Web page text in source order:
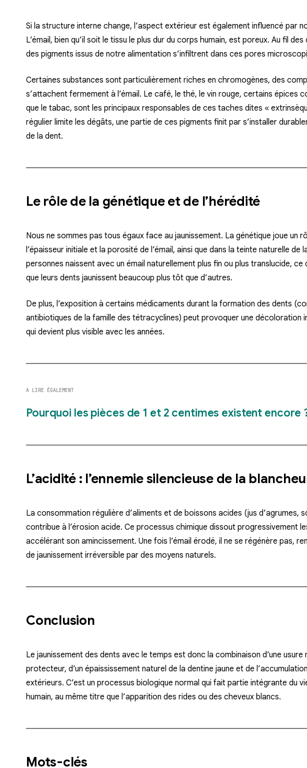
Si la structure interne change, l’aspect extérieur est également influencé par
L’émail, bien qu’il soit le tissu le plus dur du corps humain, est poreux. Au fil des
des pigments issus de notre alimentation s’infiltrent dans ces pores
Certaines substances sont particulièrement riches en chromogènes, des
s’attachent fermement à l’émail. Le café, le thé, le vin rouge, certains épices
que le tabac, sont les principaux responsables de ces taches dites «
régulier limite les dégâts, une partie de ces pigments finit par s’installer
de la dent.
Le rôle de la génétique et de l’hérédité
Nous ne sommes pas tous égaux face au jaunissement. La génétique joue un
l’épaisseur initiale et la porosité de l’émail, ainsi que dans la teinte naturelle de
personnes naissent avec un émail naturellement plus fin ou plus translucide, ce
que leurs dents jaunissent beaucoup plus tôt que d’autres.
De plus, l’exposition à certains médicaments durant la formation des dents
antibiotiques de la famille des tétracyclines) peut provoquer une décoloration
qui devient plus visible avec les années.
A LIRE ÉGALEMENT
Pourquoi les pièces de 1 et 2 centimes existent encore
L’acidité : l’ennemie silencieuse de la
La consommation régulière d’aliments et de boissons acides (jus d’agrumes,
contribue à l’érosion acide. Ce processus chimique dissout progressivement
accélérant son amincissement. Une fois l’émail érodé, il ne se régénère pas,
de jaunissement irréversible par des moyens naturels.
Conclusion
Le jaunissement des dents avec le temps est donc la combinaison d’une usure
protecteur, d’un épaississement naturel de la dentine jaune et de
extérieurs. C’est un processus biologique normal qui fait partie intégrante du
humain, au même titre que l’apparition des rides ou des cheveux blancs.
Mots-clés